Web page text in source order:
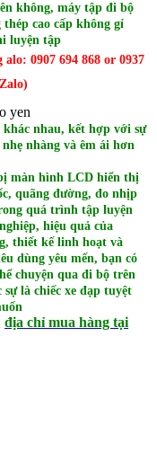
không, máy tập đi bộ
cao cấp không gỉ
luyện tập
0907 694 868 or 0937
nhau, kết hợp với sự
nhàng và êm ái hơn
màn hình LCD hiển thị
quãng đường, đo nhịp
quá trình tập luyện
hiệu quả của
thiết kế linh hoạt và
dùng yêu mến, bạn có
chuyện qua đi bộ trên
là chiếc xe đạp tuyệt
địa chỉ mua hàng tại